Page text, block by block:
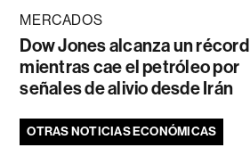
MERCADOS
Dow Jones alcanza un récord
mientras cae el petróleo por
señales de alivio desde Irán
OTRAS NOTICIAS ECONÓMICAS